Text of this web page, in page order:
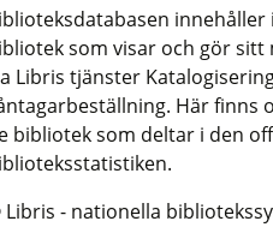
som visar och gör
Libris tjänster
Här finns
bibliotek som deltar i den
- nationella